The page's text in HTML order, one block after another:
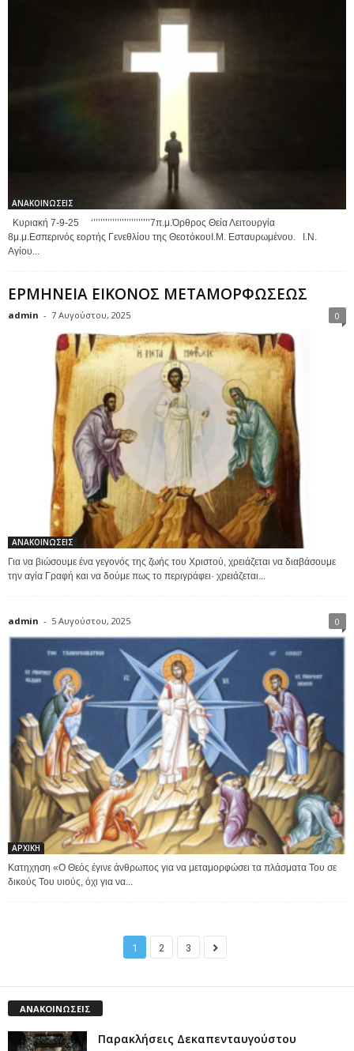
ΑΝΑΚΟΙΝΩΣΕΙΣ
Κυριακή 7-9-25 ‘’’’’’’’’’’’’’’’’’’’’’’’’7π.μ.Όρθρος Θεία Λειτουργία
8μ.μ.Εσπερινός εορτής Γενεθλίου της ΘεοτόκουΙ.Μ. Εσταυρωμένου. Ι.Ν.
Αγίου...
ΕΡΜΗΝΕΙΑ ΕΙΚΟΝΟΣ ΜΕΤΑΜΟΡΦΩΣΕΩΣ
admin - 7 Αυγούστου, 2025 0
ΑΝΑΚΟΙΝΩΣΕΙΣ
Για να βιώσουμε ένα γεγονός της ζωής του Χριστού, χρειάζεται να διαβάσουμε
την αγία Γραφή και να δούμε πως το περιγράφει· χρειάζεται...
admin - 5 Αυγούστου, 2025 0
ΑΡΧΙΚΗ
Κατηχηση «Ο Θεός έγινε άνθρωπος για να μεταμορφώσει τα πλάσματα Του σε
δικούς Του υιούς, όχι για να...
1 2 3
ΑΝΑΚΟΙΝΩΣΕΙΣ
Παρακλήσεις Δεκαπενταυγούστου